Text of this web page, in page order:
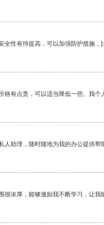
全性有待提高，可以加强防护措施，
格有点贵，可以适当降低一些。我
人助理，随时随地为我的办公提供
很浓厚，能够激励我不断学习，让我